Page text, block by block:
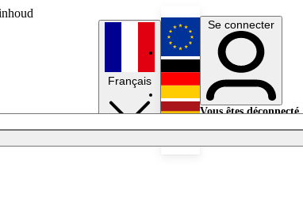
Français
English
Deutsch
Se connecter
Vous êtes déconnecté.